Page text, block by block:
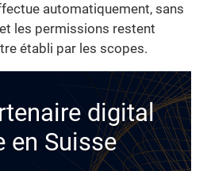
automatiquement, sans
les permissions restent
établi par les scopes.
digital
en Suisse